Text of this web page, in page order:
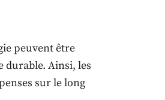
peuvent être
durable. Ainsi, les
sur le long